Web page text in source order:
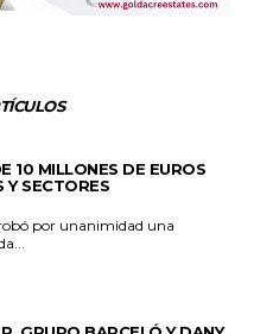
10 MILLONES DE EUROS
Y SECTORES
por unanimidad una